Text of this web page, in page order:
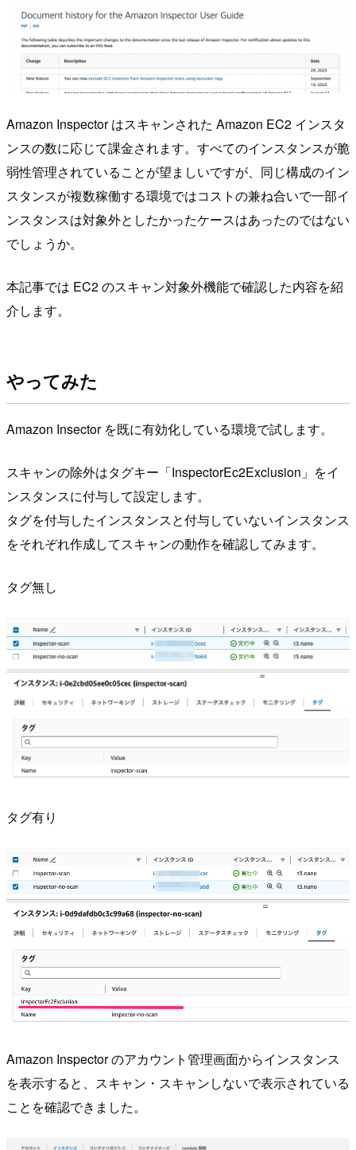
Amazon Inspector はスキャンされた Amazon EC2 インスタ
ンスの数に応じて課金されます。すべてのインスタンスが脆
弱性管理されていることが望ましいですが、同じ構成のイン
スタンスが複数稼働する環境ではコストの兼ね合いで一部イ
ンスタンスは対象外としたかったケースはあったのではない
でしょうか。
本記事では EC2 のスキャン対象外機能で確認した内容を紹
介します。
やってみた
Amazon Insector を既に有効化している環境で試します。
スキャンの除外はタグキー「InspectorEc2Exclusion」をイ
ンスタンスに付与して設定します。
タグを付与したインスタンスと付与していないインスタンス
をそれぞれ作成してスキャンの動作を確認してみます。
タグ無し
タグ有り
Amazon Inspector のアカウント管理画面からインスタンス
を表示すると、スキャン・スキャンしないで表示されている
ことを確認できました。